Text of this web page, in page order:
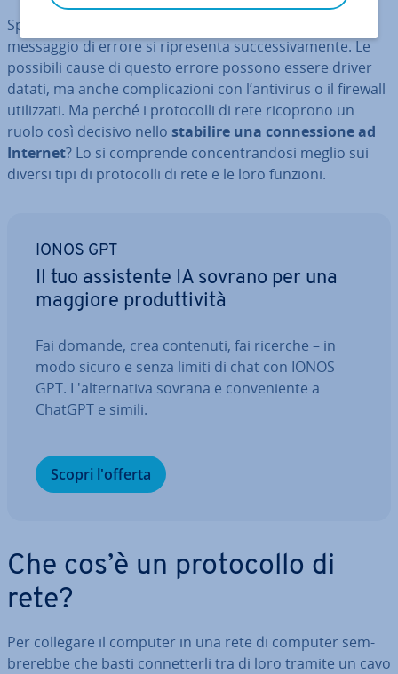
Spesso però il pro­to­col­lo continua a mancare o il
messaggio di errore si ri­pre­sen­ta suc­ces­si­va­men­te. Le
possibili cause di questo errore possono essere driver
datati, ma anche com­pli­ca­zio­ni con l’antivirus o il firewall
uti­liz­za­ti. Ma perché i pro­to­col­li di rete ricoprono un
ruolo così decisivo nello stabilire una con­nes­sio­ne ad
Internet? Lo si comprende con­cen­tran­do­si meglio sui
diversi tipi di pro­to­col­li di rete e le loro funzioni.
IONOS GPT
Il tuo as­si­sten­te IA sovrano per una
maggiore pro­dut­ti­vi­tà
Fai domande, crea contenuti, fai ricerche – in
modo sicuro e senza limiti di chat con IONOS
GPT. L'al­ter­na­ti­va sovrana e con­ve­nien­te a
ChatGPT e simili.
Scopri l'offerta
Che cos’è un pro­to­col­lo di
rete?
Per collegare il computer in una rete di computer sem­
bre­reb­be che basti con­net­ter­li tra di loro tramite un cavo